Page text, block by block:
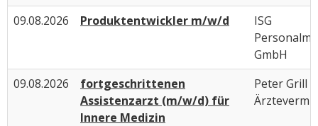
09.08.2026
Produktentwickler m/w/d
ISG
GmbH
09.08.2026
fortgeschrittenen
Assistenzarzt (m/w/d) für
Innere Medizin
Peter Grill